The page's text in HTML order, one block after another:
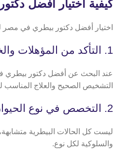
كيفية اختيار افضل
اختيار أفضل دكتور بيطري في مصر
1. التأكد من المؤهلات والخبرة
عند البحث عن أفضل دكتور بيطري
التشخيص الصحيح والعلاج المناسب
2. التخصص في نوع الحيوان
ليست كل الحالات البيطرية
والسلوكية لكل نوع.